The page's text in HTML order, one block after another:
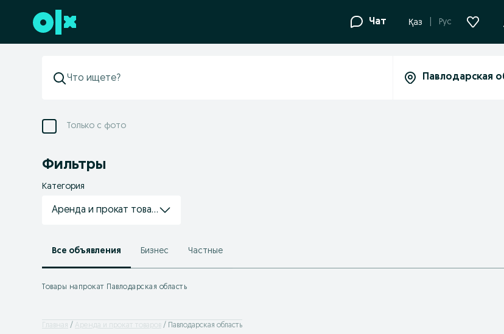
Перейти к нижнему колонтитулу Чат Қаз Рус
Только с фото
Фильтры
Категория
Аренда и прокат товаров
Все объявления Бизнес Частные
Товары напрокат Павлодарская область
Главная Аренда и прокат товаров Павлодарская область